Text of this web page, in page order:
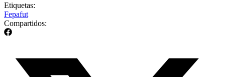
Etiquetas:
Fepafut
Compartidos: